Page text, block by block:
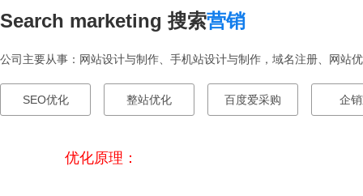
Search marketing 搜索营销
公司主要从事：网站设计与制作、手机站设计与制作，域名注册、网站
SEO优化 整站优化 百度爱采购 企
优化原理：